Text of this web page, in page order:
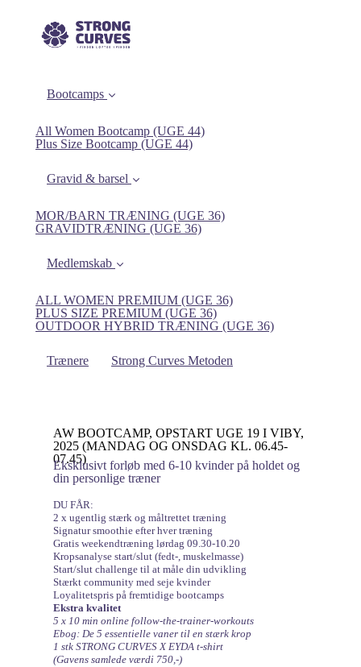
Bootcamps
All Women Bootcamp (UGE 44)
Plus Size Bootcamp (UGE 44)
Gravid & barsel
MOR/BARN TRÆNING (UGE 36)
GRAVIDTRÆNING (UGE 36)
Medlemskab
ALL WOMEN PREMIUM (UGE 36)
PLUS SIZE PREMIUM (UGE 36)
OUTDOOR HYBRID TRÆNING (UGE 36)
Trænere Strong Curves Metoden
AW BOOTCAMP, OPSTART UGE 19 I VIBY,
2025 (MANDAG OG ONSDAG KL. 06.45-
07.45)
Eksklusivt forløb med 6-10 kvinder på holdet og
din personlige træner
DU FÅR:
2 x ugentlig stærk og måltrettet træning
Signatur smoothie efter hver træning
Gratis weekendtræning lørdag 09.30-10.20
Kropsanalyse start/slut (fedt-, muskelmasse)
Start/slut challenge til at måle din udvikling
Stærkt community med seje kvinder
Loyalitetspris på fremtidige bootcamps
Ekstra kvalitet
5 x 10 min online follow-the-trainer-workouts
Ebog: De 5 essentielle vaner til en stærk krop
1 stk STRONG CURVES X EYDA t-shirt
(Gavens samlede værdi 750,-)